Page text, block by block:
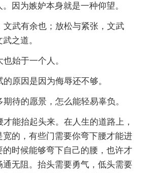
因为嫉妒本身就是一种仰望。
武有余也；放松与紧张，文武
之道。
始于一个人。
原因是因为侮辱还不够。
的愿景，怎么能轻易辜负。
能抬起头来。在人生的道路上，
宽的，有些门需要你弯下腰才能进
时候能够弯下自己的腰，也许才
无阻。抬头需要勇气，低头需要